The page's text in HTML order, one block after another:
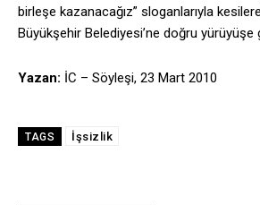
birleşe kazanacağız” sloganlarıyla
Büyükşehir Belediyesi’ne doğru yürüyüşe
Yazan: İC – Söyleşi, 23 Mart 2010
TAGS İşsizlik